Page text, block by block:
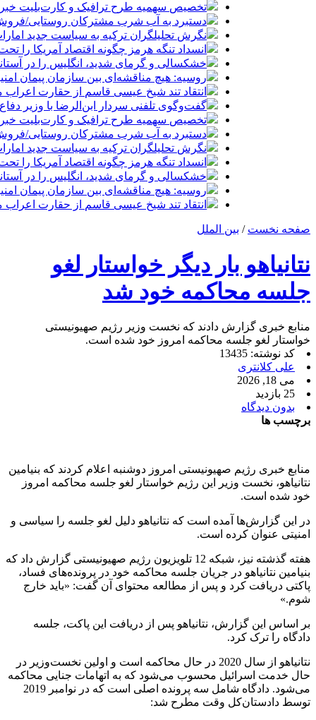
تخصیص سهمیه طرح ترافیک و کارت‌بلیت
دستبرد به آب شرب مشترکان روستایی/
نگرش تحلیلگران ترکیه به سیاست جدید
انسداد تنگه هرمز چگونه اقتصاد آمریکا را
خشکسالی و گرمای شدید، انگلیس را در
روسیه: هیچ مناقشه‌ای بین سازمان پیمان
انتقاد تند شیخ عیسی قاسم از حقارت اعراب
گفت‌وگوی تلفنی سردار ابن‌الرضا با وزیر
تخصیص سهمیه طرح ترافیک و کارت‌بلیت
دستبرد به آب شرب مشترکان روستایی/
نگرش تحلیلگران ترکیه به سیاست جدید
انسداد تنگه هرمز چگونه اقتصاد آمریکا را
خشکسالی و گرمای شدید، انگلیس را در
روسیه: هیچ مناقشه‌ای بین سازمان پیمان
انتقاد تند شیخ عیسی قاسم از حقارت اعراب
صفحه نخست / بین الملل
نتانیاهو بار دیگر خواستار لغو
جلسه محاکمه خود شد
منابع خبری گزارش دادند که نخست وزیر رژیم صهیونیستی
خواستار لغو جلسه محاکمه امروز خود شده است.
کد نوشته: 13435
علی کلانتری
می 18, 2026
25 بازدید
بدون دیدگاه
برچسب ها
منابع خبری رژیم صهیونیستی امروز دوشنبه اعلام کردند که بنیامین
نتانیاهو، نخست وزیر این رژیم خواستار لغو جلسه محاکمه امروز
خود شده است.
در این گزارش‌ها آمده است که نتانیاهو دلیل لغو جلسه را سیاسی و
امنیتی عنوان کرده است.
هفته گذشته نیز، شبکه 12 تلویزیون رژیم صهیونیستی گزارش داد که
بنیامین نتانیاهو در جریان جلسه محاکمه خود در پرونده‌های فساد،
پاکتی دریافت کرد و پس از مطالعه محتوای آن گفت: «باید خارج
شوم.»
بر اساس این گزارش، نتانیاهو پس از دریافت این پاکت، جلسه
دادگاه را ترک کرد.
نتانیاهو از سال 2020 در حال محاکمه است و اولین نخست‌وزیر در
حال خدمت اسرائیل محسوب می‌شود که به اتهامات جنایی محاکمه
می‌شود. دادگاه شامل سه پرونده اصلی است که در نوامبر 2019
توسط دادستان‌کل وقت مطرح شد: